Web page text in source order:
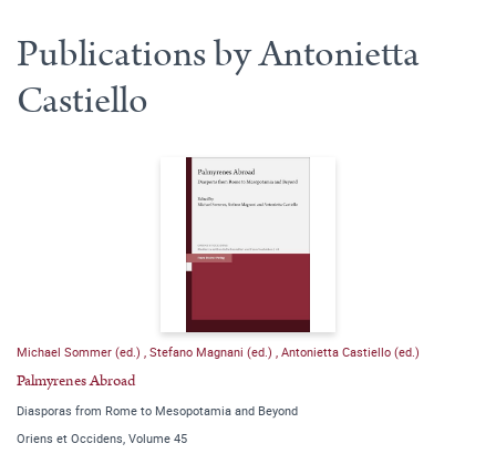
Publications by Antonietta
Castiello
Michael Sommer (ed.) Stefano Magnani (ed.) Antonietta Castiello (ed.)
Palmyrenes Abroad
Diasporas from Rome to Mesopotamia and Beyond
Oriens et Occidens, Volume 45